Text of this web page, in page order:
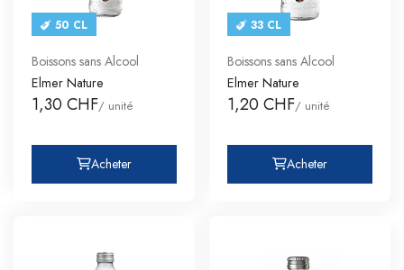
50 CL
Boissons sans Alcool
Elmer Nature
1,30 CHF/ unité
Acheter
33 CL
Boissons sans Alcool
Elmer Nature
1,20 CHF/ unité
Acheter